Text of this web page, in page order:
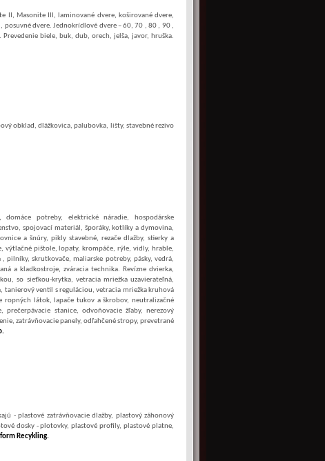
II, Masonite III, laminované dvere, koširované dvere,
posuvné dvere. Jednokrídlové dvere – 60, 70 , 80 , 90 ,
biele, buk, dub, orech, jelša, javor, hruška.
obklad, dlážkovica, palubovka, lišty, stavebné rezivo
domáce potreby, elektrické náradie, hospodárske
spojovací materiál, šporáky, kotlíky a dymovina,
a šnúry, pikly stavebné, rezače dlažby, stierky a
výtlačné pištole, lopaty, krompáče, rýle, vidly, hrable,
skrutkovače, maliarske potreby, pásky, vedrá,
a kladkostroje, zváracia technika. Revízne dvierka,
so sieťkou-krytka, vetracia mriežka uzavierateľná,
tanierový ventil s reguláciou, vetracia mriežka kruhová
ropných látok, lapače tukov a škrobov, neutralizačné
stanice, odvoňovacie žľaby, nerezový
zatrávňovacie panely, odľahčené stropy, prevetrané
- plastové zatrávňovacie dlažby, plastový záhonový
dosky - plotovky, plastové profily, plastové platne,
Recykling.